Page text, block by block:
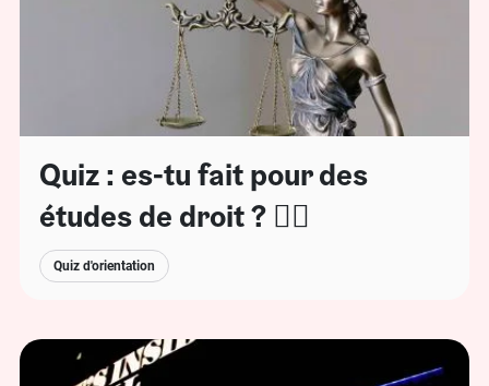
Quiz : es-tu fait pour des
études de droit ? 🧑‍⚖️
Quiz d'orientation